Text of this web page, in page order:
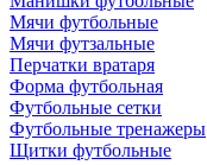
Мячи футбольные
Мячи футзальные
Перчатки вратаря
Форма футбольная
Футбольные сетки
Футбольные тренажеры
Щитки футбольные